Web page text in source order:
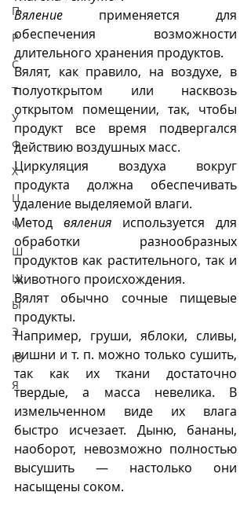
П
Р
С
Т
У
Ф
Х
Ц
Ч
Ш
Щ
Ы
Э
Ю
Я
Вяление применяется для
обеспечения возможности
длительного хранения продуктов.
Вялят, как правило, на воздухе, в
полуоткрытом или насквозь
открытом помещении, так, чтобы
продукт все время подвергался
действию воздушных масс.
Циркуляция воздуха вокруг
продукта должна обеспечивать
удаление выделяемой влаги.
Метод вяления используется для
обработки разнообразных
продуктов как растительного, так и
животного происхождения.
Вялят обычно сочные пищевые
продукты.
Например, груши, яблоки, сливы,
вишни и т. п. можно только сушить,
так как их ткани достаточно
твердые, а масса невелика. В
измельченном виде их влага
быстро исчезает. Дыню, бананы,
наоборот, невозможно полностью
высушить — настолько они
насыщены соком.